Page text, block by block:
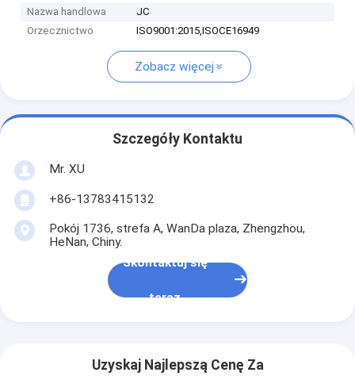
Nazwa handlowa
JC
Orzecznictwo
ISO9001:2015,ISOCE16949
Zobacz więcej
Szczegóły Kontaktu
Mr. XU
+86-13783415132
Pokój 1736, strefa A, WanDa plaza, Zhengzhou,
HeNan, Chiny.
Skontaktuj się
teraz
Uzyskaj Najlepszą Cenę Za